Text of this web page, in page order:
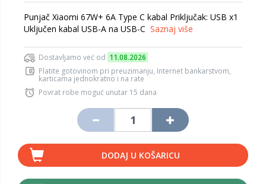
Punjač Xiaomi 67W+ 6A Type C kabal Priključak: USB x1
Uključen kabal USB-A na USB-C Saznaj više
Dostavljamo već od 11.08.2026
Platite gotovinom pri preuzimanju, Internet bankarstvom,
karticama jednokratno i na rate
Povrat robe moguć unutar 15 dana
DODAJ U KOŠARICU